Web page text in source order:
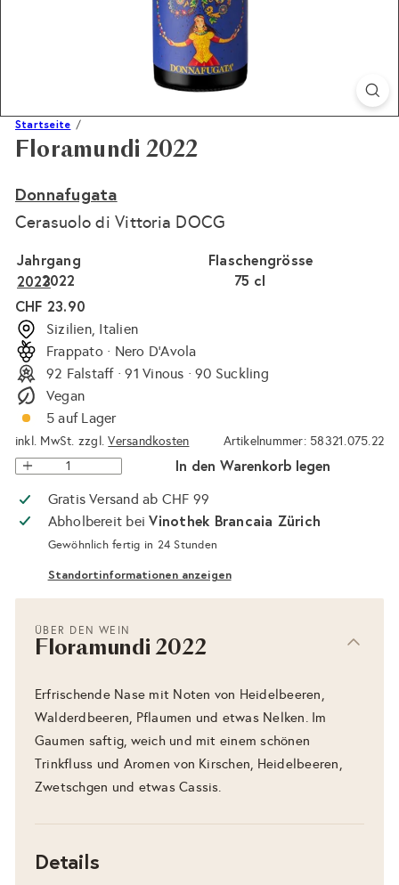
Startseite
Floramundi 2022
Donnafugata
Cerasuolo di Vittoria DOCG
Flaschengrösse
75 cl
Jahrgang
2022
2023
Normaler
Preis
CHF 23.90
Sizilien, Italien
Frappato · Nero D'Avola
92 Falstaff · 91 Vinous · 90 Suckling
Vegan
5 auf Lager
inkl. MwSt. zzgl.Versandkosten Artikelnummer: 58321.075.22
In den Warenkorb legen
Gratis Versand ab CHF 99
Abholbereit beiVinothek Brancaia Zürich
Gewöhnlich fertig in 24 Stunden
Standortinformationen anzeigen
ÜBER DEN WEIN
Floramundi 2022
Erfrischende Nase mit Noten von Heidelbeeren,
Walderdbeeren, Pflaumen und etwas Nelken. Im
Gaumen saftig, weich und mit einem schönen
Trinkfluss und Aromen von Kirschen, Heidelbeeren,
Zwetschgen und etwas Cassis.
Details